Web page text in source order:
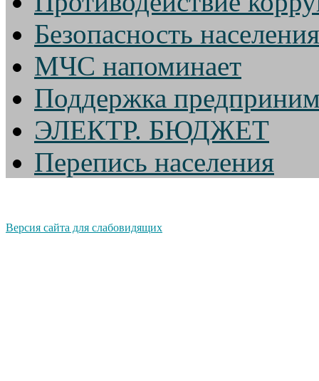
Безопасность населения
МЧС напоминает
Поддержка
ЭЛЕКТР. БЮДЖЕТ
Перепись населения
Версия сайта для слабовидящих